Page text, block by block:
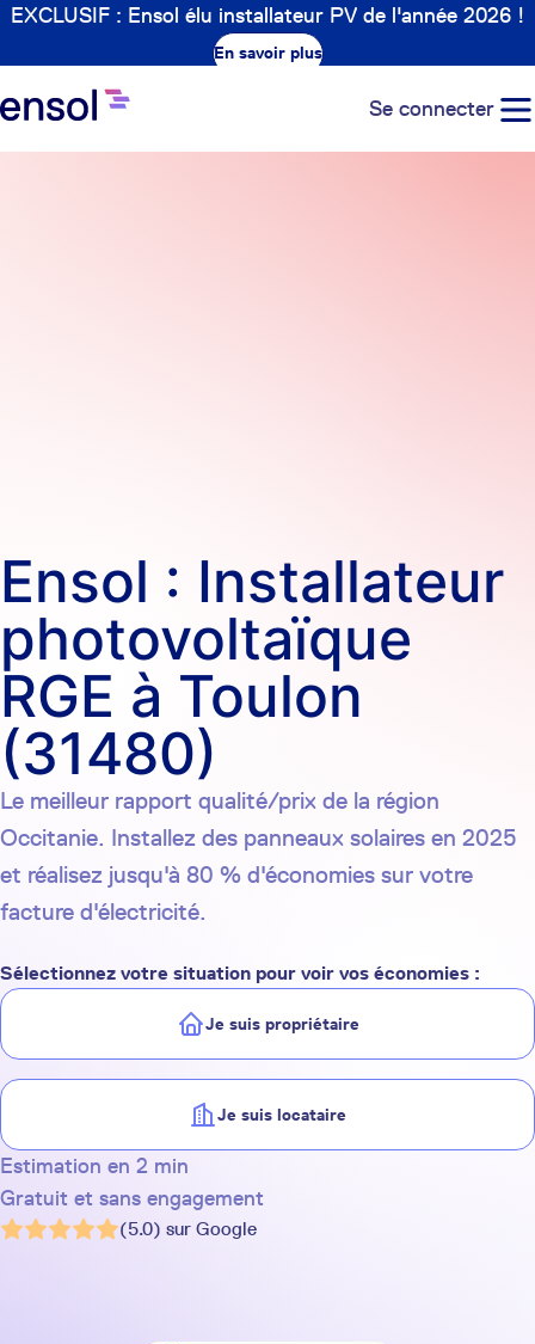
EXCLUSIF : Ensol élu installateur PV de l'année 2026 !
En savoir plus
Se connecter
Ensol : Installateur
photovoltaïque
RGE à Toulon
(31480)
Le meilleur rapport qualité/prix de la région
Occitanie. Installez des panneaux solaires en 2025
et réalisez jusqu'à 80 % d'économies sur votre
facture d'électricité.
Sélectionnez votre situation pour voir vos économies :
Je suis propriétaire
Je suis locataire
Estimation en 2 min
Gratuit et sans engagement
(5.0) sur Google